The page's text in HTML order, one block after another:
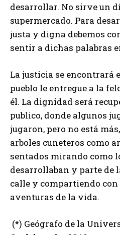
desarrollar. No sirve un
supermercado. Para
justa y digna debemos
sentir a dichas palabras
La justicia se encontrará
pueblo le entregue a la
él. La dignidad será
publico, donde algunos
jugaron, pero no está
arboles cuneteros como
sentados mirando como
desarrollaban y parte de
calle y compartiendo
aventuras de la vida.
(*) Geógrafo de la